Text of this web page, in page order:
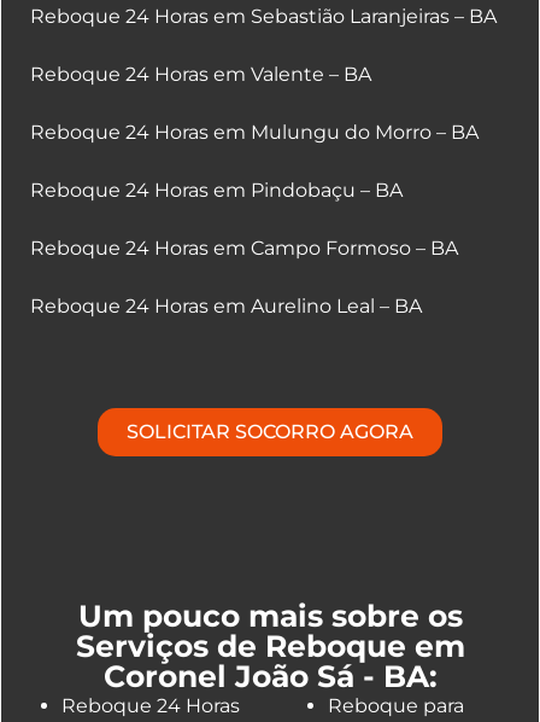
Reboque 24 Horas em Sebastião Laranjeiras – BA
Reboque 24 Horas em Valente – BA
Reboque 24 Horas em Mulungu do Morro – BA
Reboque 24 Horas em Pindobaçu – BA
Reboque 24 Horas em Campo Formoso – BA
Reboque 24 Horas em Aurelino Leal – BA
SOLICITAR SOCORRO AGORA
Um pouco mais sobre os
Serviços de Reboque em
Coronel João Sá - BA:
Reboque 24 Horas
Reboque para